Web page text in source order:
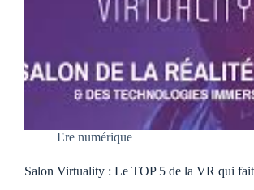
Ere numérique
Salon Virtuality : Le TOP 5 de la VR qui